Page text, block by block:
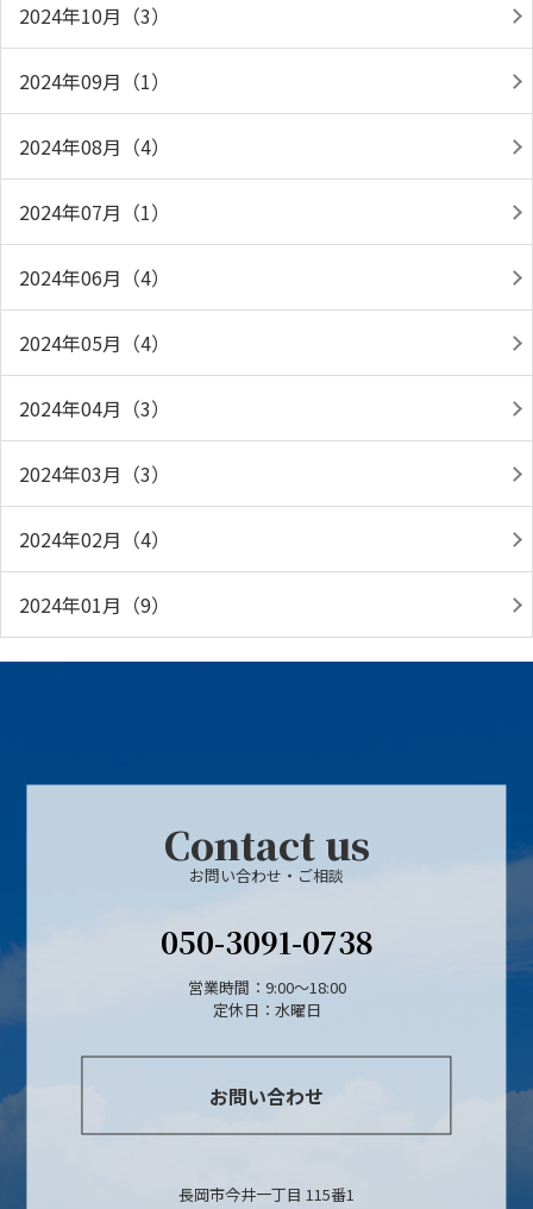
2024年10月（3）
2024年09月（1）
2024年08月（4）
2024年07月（1）
2024年06月（4）
2024年05月（4）
2024年04月（3）
2024年03月（3）
2024年02月（4）
2024年01月（9）
Contact us
お問い合わせ・ご相談
050-3091-0738
営業時間：9:00～18:00
定休日：水曜日
お問い合わせ
長岡市今井一丁目 115番1